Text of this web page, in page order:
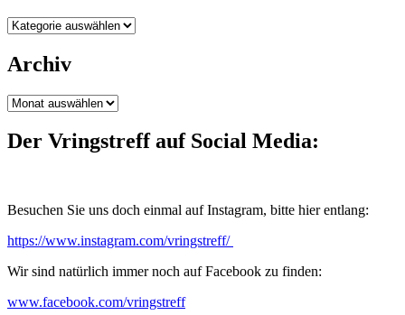
Kategorien
Archiv
Archiv
Der Vringstreff auf Social Media:
Besuchen Sie uns doch einmal auf Instagram, bitte hier entlang:
https://www.instagram.com/vringstreff/
Wir sind natürlich immer noch auf Facebook zu finden:
www.facebook.com/vringstreff